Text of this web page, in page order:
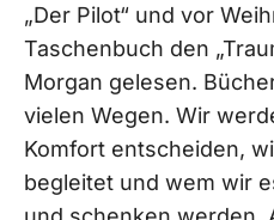
„Der Pilot“ und vor
Taschenbuch den
Morgan gelesen.
vielen Wegen. Wir
Komfort entscheiden,
begleitet und wem wir